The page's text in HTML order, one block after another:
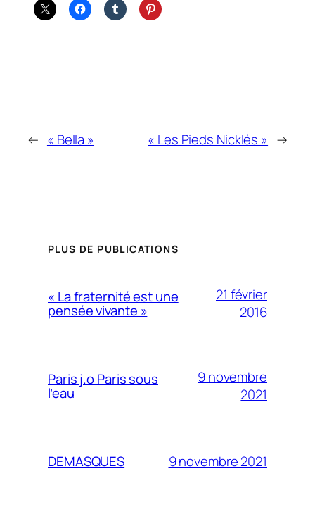
← « Bella » « Les Pieds Nicklés » →
PLUS DE PUBLICATIONS
« La fraternité est une
pensée vivante »
21 février
2016
Paris j.o Paris sous
l’eau
9 novembre
2021
DEMASQUES 9 novembre 2021